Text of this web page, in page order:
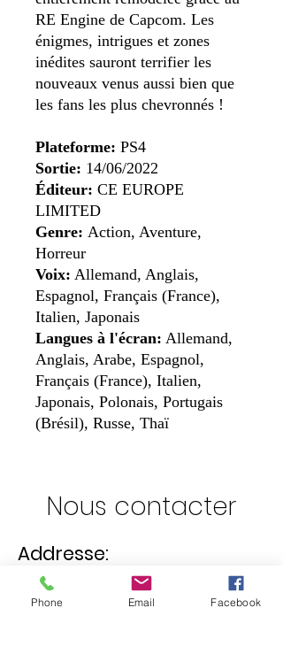
RE Engine de Capcom. Les
énigmes, intrigues et zones
inédites sauront terrifier les
nouveaux venus aussi bien que
les fans les plus chevronnés !
Plateforme: PS4
Sortie: 14/06/2022
Éditeur: CE EUROPE
LIMITED
Genre: Action, Aventure,
Horreur
Voix: Allemand, Anglais,
Espagnol, Français (France),
Italien, Japonais
Langues à l'écran: Allemand,
Anglais, Arabe, Espagnol,
Français (France), Italien,
Japonais, Polonais, Portugais
(Brésil), Russe, Thaï
Nous contacter
Addresse:
Lotissement D, lot N°68, Commune El
Phone Email Facebook